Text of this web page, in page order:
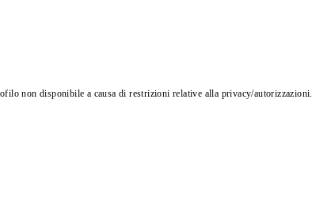
non disponibile a causa di restrizioni relative alla privacy/autorizzazioni.